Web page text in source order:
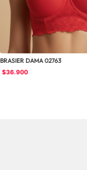
BRASIER DAMA 02763
$36.900